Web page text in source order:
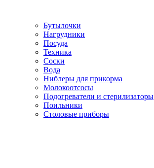
Бутылочки
Нагрудники
Посуда
Техника
Соски
Вода
Ниблеры для прикорма
Молокоотсосы
Подогреватели и стерилизаторы
Поильники
Столовые приборы